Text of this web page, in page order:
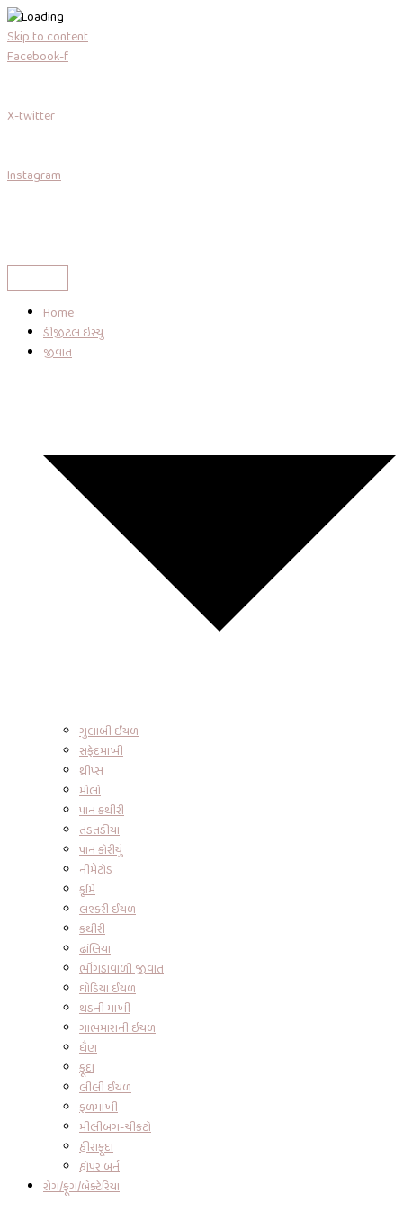
Skip to content
Facebook-f
X-twitter
Instagram
Home
ડીજીટલ ઇસ્યુ
જીવાત
ગુલાબી ઈયળ
સફેદમાખી
થ્રીપ્સ
મોલો
પાન કથીરી
તડતડીયા
પાન કોરીયું
નીમેટોડ
કૃમિ
લશ્કરી ઈયળ
કથીરી
ઢાંલિયા
ભીંગડાવાળી જીવાત
ઘોડિયા ઈયળ
થડની માખી
ગાભમારાની ઈયળ
ધૈણ
ફૂદા
લીલી ઈયળ
ફળમાખી
મીલીબગ-ચીકટો
હીરાફૂદા
હોપર બર્ન
રોગ/ફૂગ/બેક્ટેરિયા